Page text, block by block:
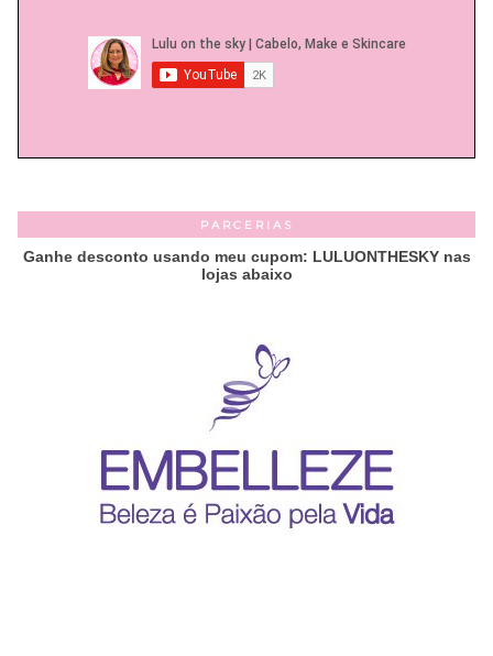
PARCERIAS
Ganhe desconto usando meu cupom: LULUONTHESKY nas
lojas abaixo